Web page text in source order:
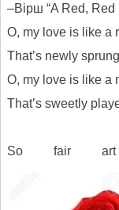
–Вірш “A Red, Red
O, my love is like a
That’s newly
O, my love is like a
That’s sweetly
So fair art